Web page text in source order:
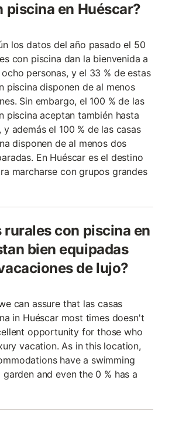
piscina en Huéscar?
los datos del año pasado el 50
con piscina dan la bienvenida a
personas, y el 33 % de estas
piscina disponen de al menos
Sin embargo, el 100 % de las
piscina aceptan también hasta
además el 100 % de las casas
disponen de al menos dos
En Huéscar es el destino
marcharse con grupos grandes
rurales con piscina en
bien equipadas
de lujo?
can assure that las casas
in Huéscar most times doesn't
opportunity for those who
vacation. As in this location,
have a swimming
and even the 0 % has a